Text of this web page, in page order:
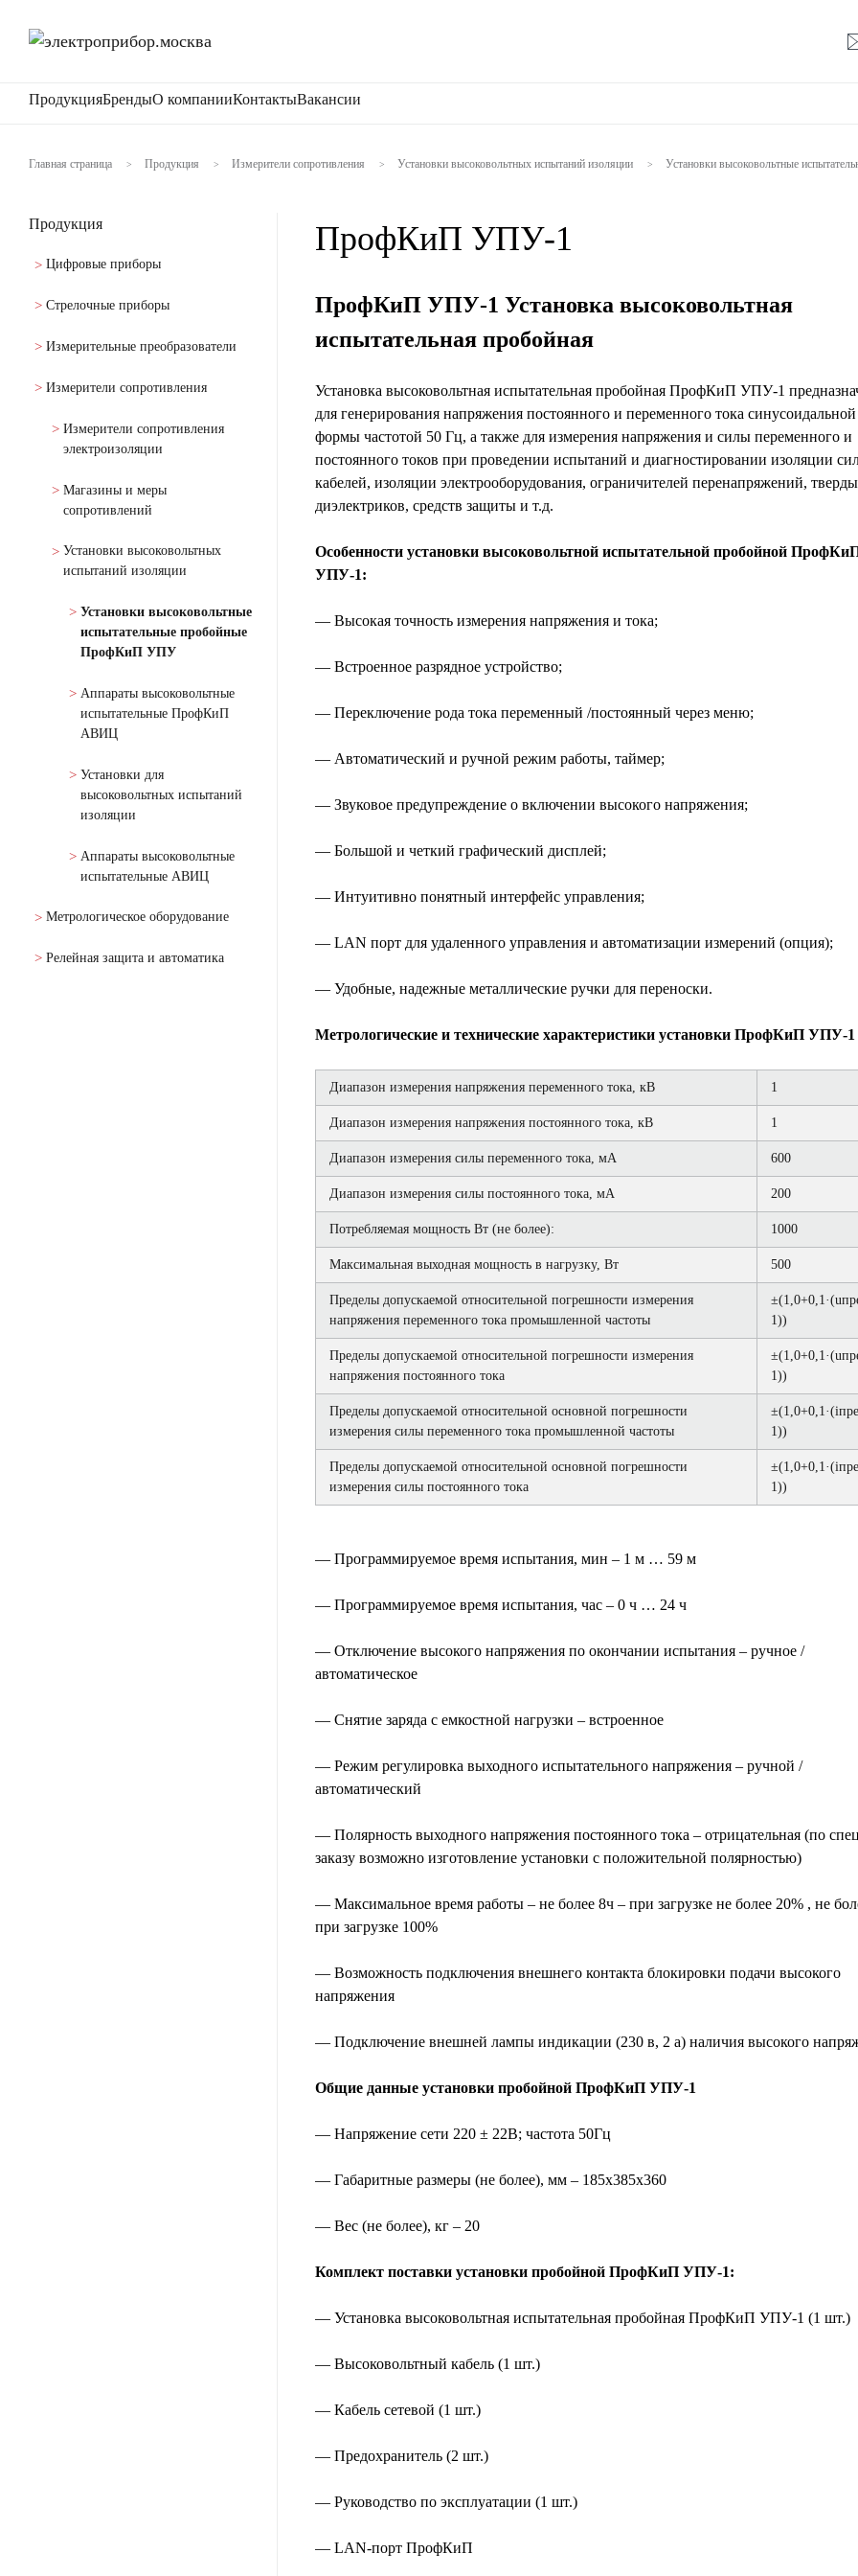
ПродукцияБрендыО компанииКонтактыВакансии
Главная страница > Продукция > Измерители сопротивления > Установки высоковольтных испытаний изоляции > Установки высоковольтные
Продукция
Цифровые приборы
Стрелочные приборы
Измерительные преобразователи
Измерители сопротивления
Измерители сопротивления
электроизоляции
Магазины и меры
сопротивлений
Установки высоковольтных
испытаний изоляции
Установки высоковольтные
испытательные пробойные
ПрофКиП УПУ
Аппараты высоковольтные
испытательные ПрофКиП
АВИЦ
Установки для
высоковольтных испытаний
изоляции
Аппараты высоковольтные
испытательные АВИЦ
Метрологическое оборудование
Релейная защита и автоматика
ПрофКиП УПУ-1
ПрофКиП УПУ-1 Установка высоковольтная
испытательная пробойная
Установка высоковольтная испытательная пробойная ПрофКиП УПУ-1
для генерирования напряжения постоянного и переменного тока синусоидальной
формы частотой 50 Гц, а также для измерения напряжения и силы переменного и
постоянного токов при проведении испытаний и диагностировании изоляции
кабелей, изоляции электрооборудования, ограничителей перенапряжений,
диэлектриков, средств защиты и т.д.
Особенности установки высоковольтной испытательной пробойной
УПУ-1:
— Высокая точность измерения напряжения и тока;
— Встроенное разрядное устройство;
— Переключение рода тока переменный /постоянный через меню;
— Автоматический и ручной режим работы, таймер;
— Звуковое предупреждение о включении высокого напряжения;
— Большой и четкий графический дисплей;
— Интуитивно понятный интерфейс управления;
— LAN порт для удаленного управления и автоматизации измерений (опция);
— Удобные, надежные металлические ручки для переноски.
Метрологические и технические характеристики установки ПрофКиП УПУ-1
Диапазон измерения напряжения переменного тока, кВ 1
Диапазон измерения напряжения постоянного тока, кВ 1
Диапазон измерения силы переменного тока, мА 600
Диапазон измерения силы постоянного тока, мА 200
Потребляемая мощность Вт (не более): 1000
Максимальная выходная мощность в нагрузку, Вт 500
Пределы допускаемой относительной погрешности измерения
напряжения переменного тока промышленной частоты
1))
Пределы допускаемой относительной погрешности измерения
напряжения постоянного тока
1))
Пределы допускаемой относительной основной погрешности
измерения силы переменного тока промышленной частоты
1))
Пределы допускаемой относительной основной погрешности
измерения силы постоянного тока
1))
— Программируемое время испытания, мин – 1 м … 59 м
— Программируемое время испытания, час – 0 ч … 24 ч
— Отключение высокого напряжения по окончании испытания – ручное /
автоматическое
— Снятие заряда с емкостной нагрузки – встроенное
— Режим регулировка выходного испытательного напряжения – ручной /
автоматический
— Полярность выходного напряжения постоянного тока – отрицательная (по
заказу возможно изготовление установки с положительной полярностью)
— Максимальное время работы – не более 8ч – при загрузке не более 20% , не
при загрузке 100%
— Возможность подключения внешнего контакта блокировки подачи высокого
напряжения
— Подключение внешней лампы индикации (230 в, 2 а) наличия высокого
Общие данные установки пробойной ПрофКиП УПУ-1
— Напряжение сети 220 ± 22В; частота 50Гц
— Габаритные размеры (не более), мм – 185х385х360
— Вес (не более), кг – 20
Комплект поставки установки пробойной ПрофКиП УПУ-1:
— Установка высоковольтная испытательная пробойная ПрофКиП УПУ-1 (1 шт.)
— Высоковольтный кабель (1 шт.)
— Кабель сетевой (1 шт.)
— Предохранитель (2 шт.)
— Руководство по эксплуатации (1 шт.)
— LAN-порт ПрофКиП